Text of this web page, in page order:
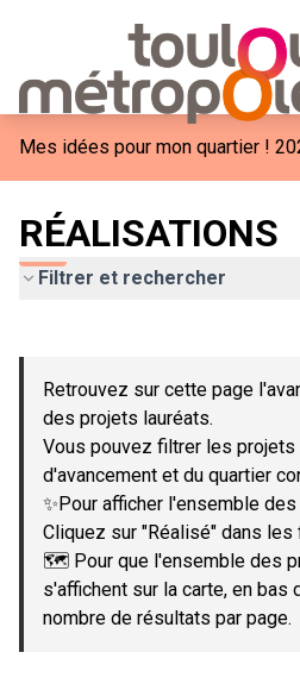
Mes idées pour mon quartier !
RÉALISATIONS
Filtrer et rechercher
−
Retrouvez sur cette page
des projets lauréats.
Vous pouvez filtrer les
d'avancement et du quartier
✨Pour afficher l'ensemble
Cliquez sur "Réalisé" dans les
🗺️ Pour que l'ensemble des
s'affichent sur la carte, en bas
nombre de résultats par page.